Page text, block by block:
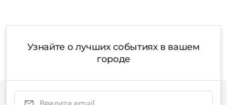
Узнайте о лучших событиях в вашем
городе